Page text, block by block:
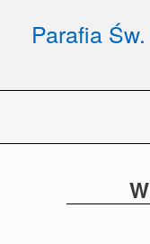
contentParafia